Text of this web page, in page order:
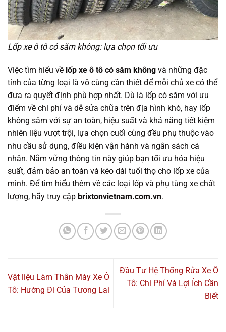
Lốp xe ô tô có săm không: lựa chọn tối ưu
Việc tìm hiểu về lốp xe ô tô có săm không và những đặc
tính của từng loại là vô cùng cần thiết để mỗi chủ xe có thể
đưa ra quyết định phù hợp nhất. Dù là lốp có săm với ưu
điểm về chi phí và dễ sửa chữa trên địa hình khó, hay lốp
không săm với sự an toàn, hiệu suất và khả năng tiết kiệm
nhiên liệu vượt trội, lựa chọn cuối cùng đều phụ thuộc vào
nhu cầu sử dụng, điều kiện vận hành và ngân sách cá
nhân. Nắm vững thông tin này giúp bạn tối ưu hóa hiệu
suất, đảm bảo an toàn và kéo dài tuổi thọ cho lốp xe của
mình. Để tìm hiểu thêm về các loại lốp và phụ tùng xe chất
lượng, hãy truy cập brixtonvietnam.com.vn.
Vật liệu Làm Thân Máy Xe Ô
Tô: Hướng Đi Của Tương Lai
Đầu Tư Hệ Thống Rửa Xe Ô
Tô: Chi Phí Và Lợi Ích Cần
Biết